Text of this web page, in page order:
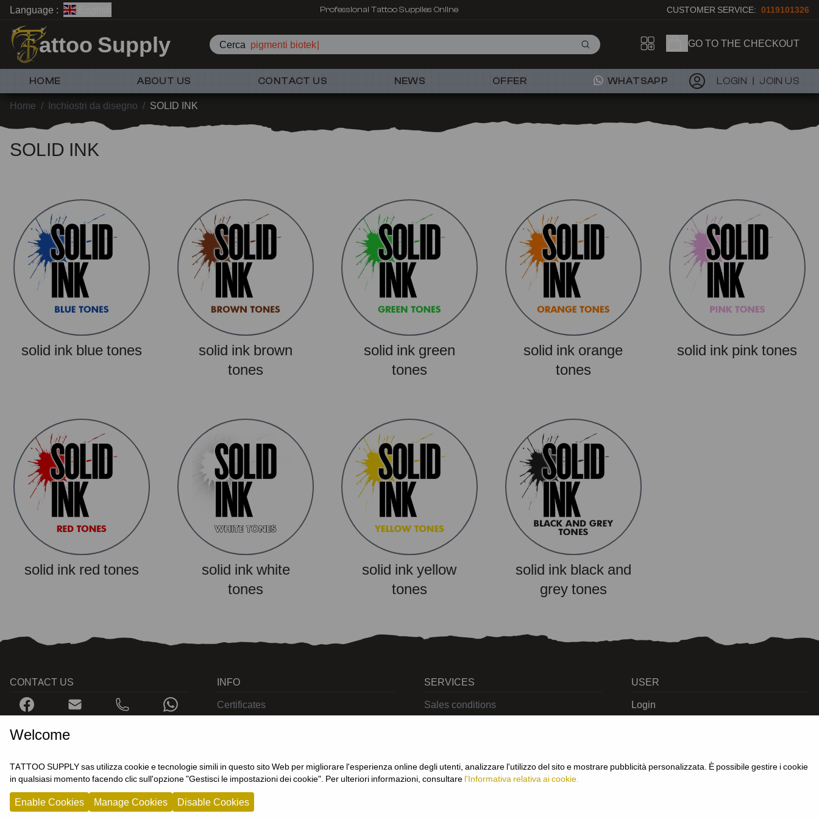
Language : Professional Tattoo Supplies Online CUSTOMER SERVICE: 0119101326
attoo Supply Cerca pigmenti biotek GO TO THE CHECKOUT
HOME ABOUT US CONTACT US NEWS OFFER WHATSAPP LOGIN JOIN US
Home / Inchiostri da disegno / SOLID INK
SOLID INK
solid ink blue tones
solid ink brown
tones
solid ink green
tones
solid ink orange
tones
solid ink pink tones
solid ink red tones
solid ink white
tones
solid ink yellow
tones
solid ink black and
grey tones
CONTACT US
INFO
Certificates
Contact us
SERVICES
Sales conditions
Cookies
Delivering
USER
Login
Join us
TATTOO SUPPLY s.a.s. - P.zza Carletti 3c/1 10034 - Chivasso (TO) - Italy - tel: 0119101326 - P.Iva/cf: 09963530010
Welcome
TATTOO SUPPLY sas utilizza cookie e tecnologie simili in questo sito Web per migliorare l'esperienza online degli utenti, analizzare l'utilizzo del sito e mostrare pubblicità personalizzata. È possibile gestire i cookie
in qualsiasi momento facendo clic sull'opzione "Gestisci le impostazioni dei cookie". Per ulteriori informazioni, consultare l'Informativa relativa ai cookie.
Enable Cookies Manage Cookies Disable Cookies